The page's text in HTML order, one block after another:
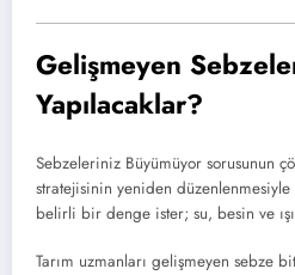
Gelişmeyen
Yapılacaklar?
Sebzeleriniz Büyümüyor sorusunun
stratejisinin yeniden
belirli bir denge ister; su, besin ve
Tarım uzmanları gelişmeyen sebze